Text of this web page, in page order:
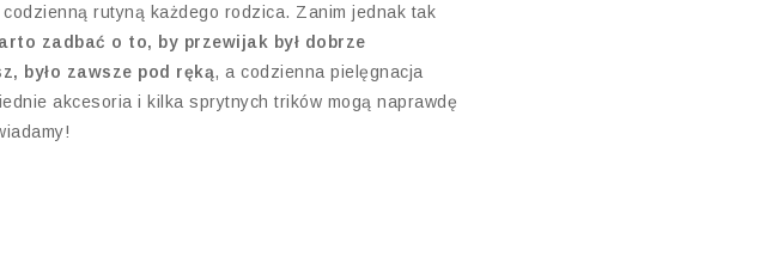
rutyną każdego rodzica. Zanim jednak tak
zadbać o to, by przewijak był dobrze
było zawsze pod ręką, a codzienna pielęgnacja
akcesoria i kilka sprytnych trików mogą naprawdę